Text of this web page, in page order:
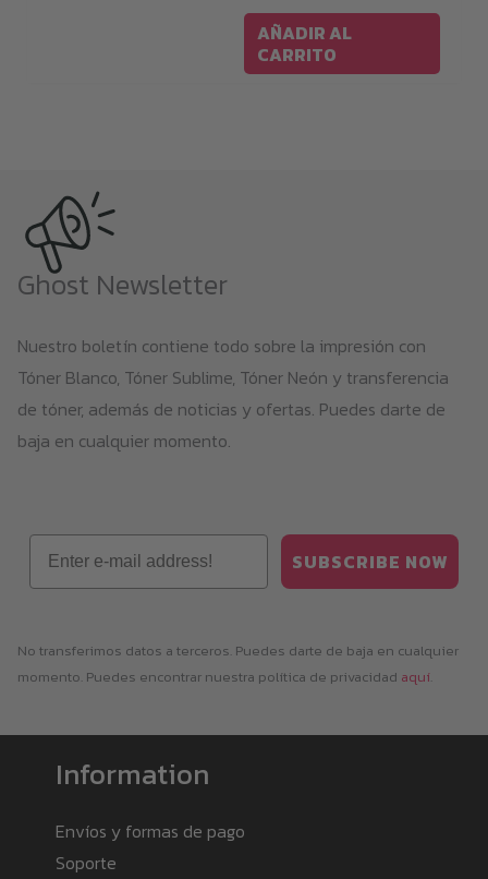
AÑADIR AL
CARRITO
Ghost Newsletter
Nuestro boletín contiene todo sobre la impresión con
Tóner Blanco, Tóner Sublime, Tóner Neón y transferencia
de tóner, además de noticias y ofertas. Puedes darte de
baja en cualquier momento.
Email
SUBSCRIBE NOW
No transferimos datos a terceros. Puedes darte de baja en cualquier
momento. Puedes encontrar nuestra política de privacidad aquí.
Information
Envíos y formas de pago
Soporte